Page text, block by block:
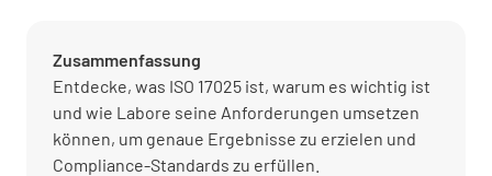
Zusammenfassung
Entdecke, was ISO 17025 ist, warum es wichtig ist
und wie Labore seine Anforderungen umsetzen
können, um genaue Ergebnisse zu erzielen und
Compliance-Standards zu erfüllen.